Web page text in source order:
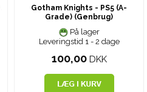
Gotham Knights - PS5 (A-
Grade) (Genbrug)
På lager
Leveringstid 1 - 2 dage
100,00 DKK